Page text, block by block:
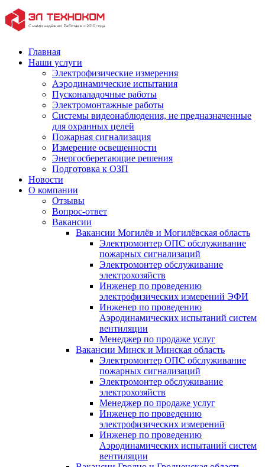
Главная
Наши услуги
Электрофизические измерения
Аэродинамические испытания
Пусконаладочные работы
Электромонтажные работы
Системы видеонаблюдения, не предназначенные
для охранных целей
Пожарная сигнализация
Измерение освещенности
Энергосберегающие решения
Подготовка к ОЗП
Новости
О компании
Отзывы
Вопрос-ответ
Вакансии
Вакансии Могилёв и Могилёвская область
Электромонтер ОПС обслуживание
пожарных сигнализаций
Электромонтер обслуживание
электрохозяйств
Инженер по проведению
электрофизических измерений ЭФИ
Инженер по проведению
Аэродинамических испытаний систем
вентиляции
Менеджер по продаже услуг
Вакансии Минск и Минская область
Электромонтер ОПС обслуживание
пожарных сигнализаций
Электромонтер обслуживание
электрохозяйств
Менеджер по продаже услуг
Инженер по проведению
электрофизических измерений
Инженер по проведению
Аэродинамических испытаний систем
вентиляции